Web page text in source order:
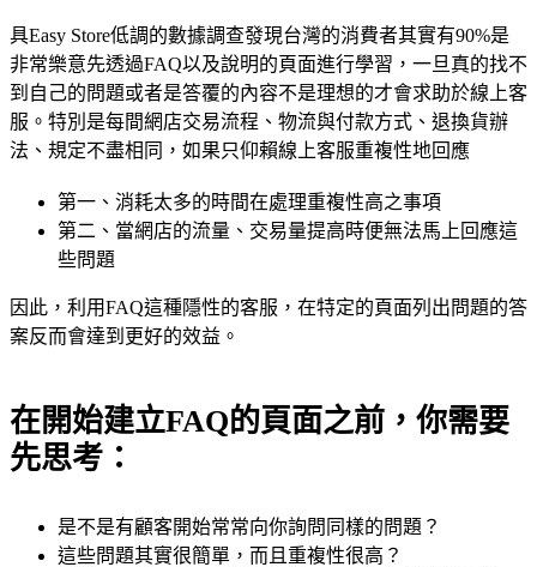
具Easy Store低調的數據調查發現台灣的消費者其實有90%是
非常樂意先透過FAQ以及說明的頁面進行學習，一旦真的找不
到自己的問題或者是答覆的內容不是理想的才會求助於線上客
服。特別是每間網店交易流程、物流與付款方式、退換貨辦
法、規定不盡相同，如果只仰賴線上客服重複性地回應
第一、消耗太多的時間在處理重複性高之事項
第二、當網店的流量、交易量提高時便無法馬上回應這
些問題
因此，利用FAQ這種隱性的客服，在特定的頁面列出問題的答
案反而會達到更好的效益。
在開始建立FAQ的頁面之前，你需要
先思考：
是不是有顧客開始常常向你詢問同樣的問題？
這些問題其實很簡單，而且重複性很高？